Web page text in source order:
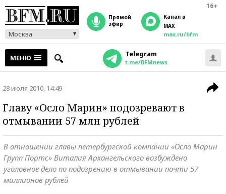
16+
Москва
прямой
эфир
Канал в
MAX
max.ru/bfm
МЕНЮ Telegram
t.me/BFMnews
28 июля 2010, 14:49
Главу «Осло Марин» подозревают в
отмывании 57 млн рублей
В отношении главы петербургской компании «Осло Марин
Групп Портс» Виталия Архангельского возбуждено
уголовное дело по подозрению в отмывании почти 57
миллионов рублей